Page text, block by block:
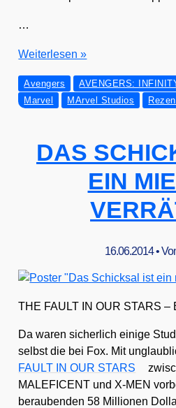
…
AVENGERS:
WAR
Wei­ter­le­sen »
Avengers AVENGERS:
Marvel
MArvel Studios
DAS
EIN
16.06.2014•
THE FAULT IN OUR STARS –
Da waren sicher­lich eini­ge
selbst die bei Fox. Mit
FAULT IN OUR STARS
MALEFICENT und X‑MEN
be­rau­ben­den 58 Mil­lio­nen